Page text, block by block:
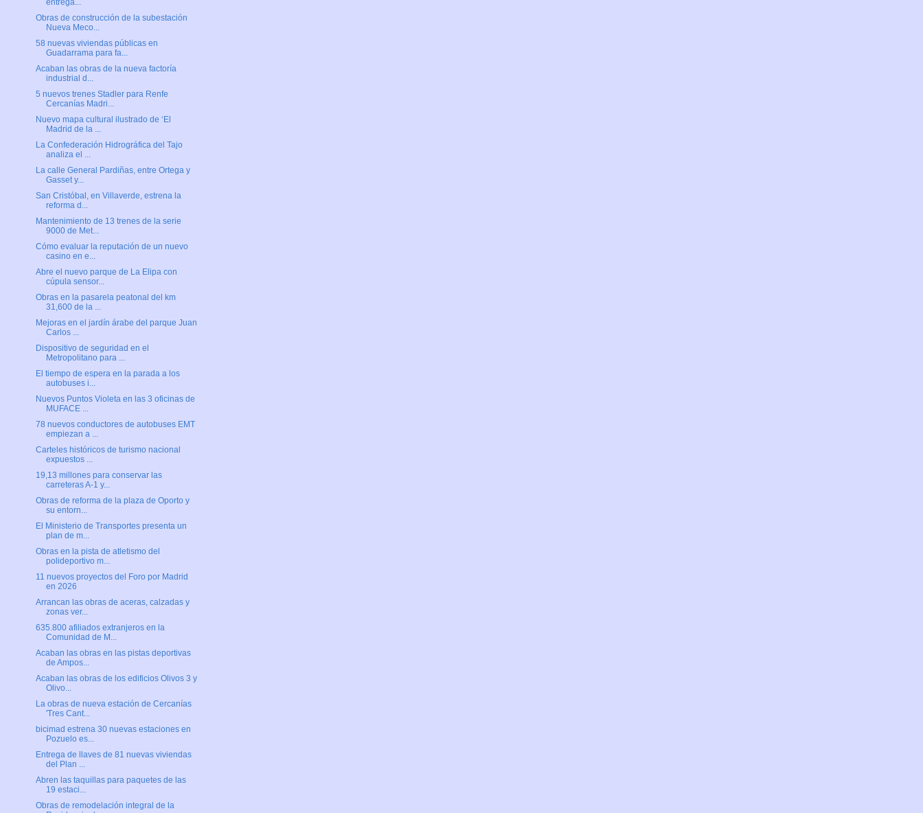
entrega...
Obras de construcción de la subestación
Nueva Meco...
58 nuevas viviendas públicas en
Guadarrama para fa...
Acaban las obras de la nueva factoría
industrial d...
5 nuevos trenes Stadler para Renfe
Cercanías Madri...
Nuevo mapa cultural ilustrado de ‘El
Madrid de la ...
La Confederación Hidrográfica del Tajo
analiza el ...
La calle General Pardiñas, entre Ortega y
Gasset y...
San Cristóbal, en Villaverde, estrena la
reforma d...
Mantenimiento de 13 trenes de la serie
9000 de Met...
Cómo evaluar la reputación de un nuevo
casino en e...
Abre el nuevo parque de La Elipa con
cúpula sensor...
Obras en la pasarela peatonal del km
31,600 de la ...
Mejoras en el jardín árabe del parque Juan
Carlos ...
Dispositivo de seguridad en el
Metropolitano para ...
El tiempo de espera en la parada a los
autobuses i...
Nuevos Puntos Violeta en las 3 oficinas de
MUFACE ...
78 nuevos conductores de autobuses EMT
empiezan a ...
Carteles históricos de turismo nacional
expuestos ...
19,13 millones para conservar las
carreteras A-1 y...
Obras de reforma de la plaza de Oporto y
su entorn...
El Ministerio de Transportes presenta un
plan de m...
Obras en la pista de atletismo del
polideportivo m...
11 nuevos proyectos del Foro por Madrid
en 2026
Arrancan las obras de aceras, calzadas y
zonas ver...
635.800 afiliados extranjeros en la
Comunidad de M...
Acaban las obras en las pistas deportivas
de Ampos...
Acaban las obras de los edificios Olivos 3 y
Olivo...
La obras de nueva estación de Cercanías
'Tres Cant...
bicimad estrena 30 nuevas estaciones en
Pozuelo es...
Entrega de llaves de 81 nuevas viviendas
del Plan ...
Abren las taquillas para paquetes de las
19 estaci...
Obras de remodelación integral de la